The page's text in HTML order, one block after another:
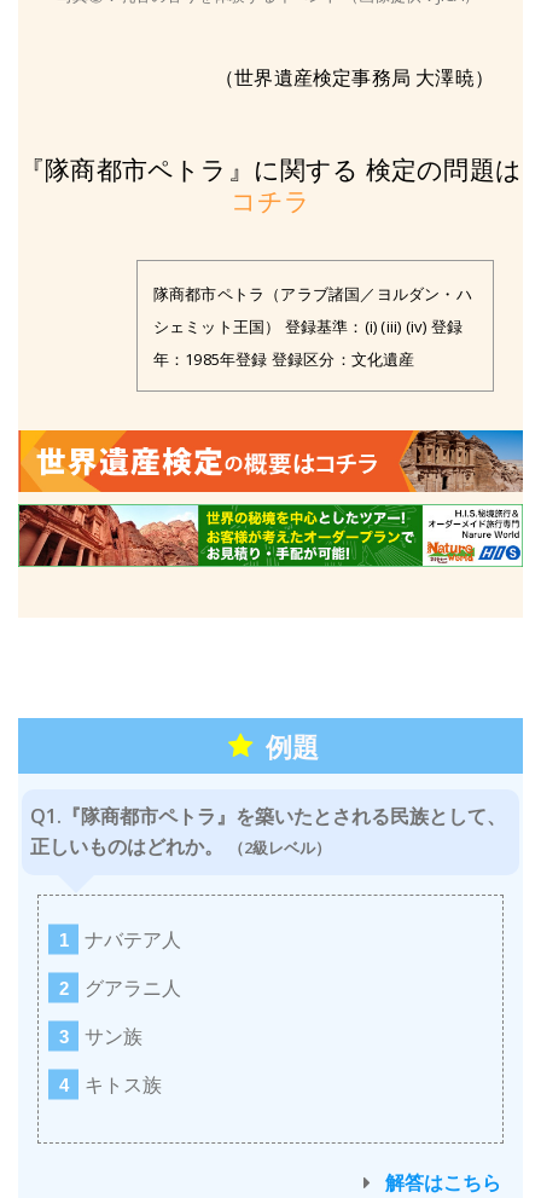
（世界遺産検定事務局 大澤暁）
『隊商都市ペトラ』に関する 検定の問題は
コチラ
隊商都市ペトラ（アラブ諸国／ヨルダン・ハ
シェミット王国） 登録基準：(i) (iii) (iv) 登録
年：1985年登録 登録区分：文化遺産
例題
Q1.『隊商都市ペトラ』を築いたとされる民族として、
正しいものはどれか。
（2級レベル）
ナバテア人
グアラニ人
サン族
キトス族
解答はこちら